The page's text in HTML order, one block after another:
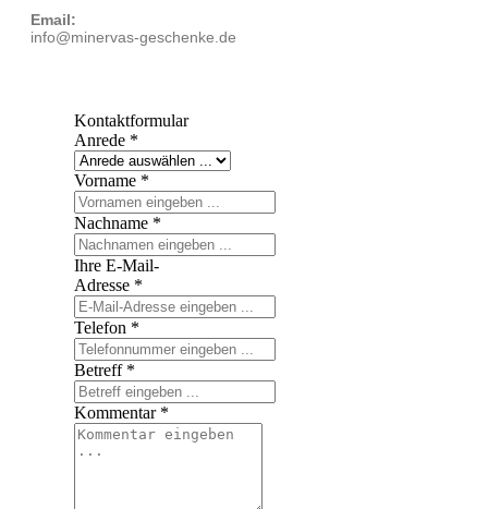
Email:
info@minervas-geschenke.de
Kontaktformular
Anrede *
Vorname *
Nachname *
Ihre E-Mail-
Adresse *
Telefon *
Betreff *
Kommentar *